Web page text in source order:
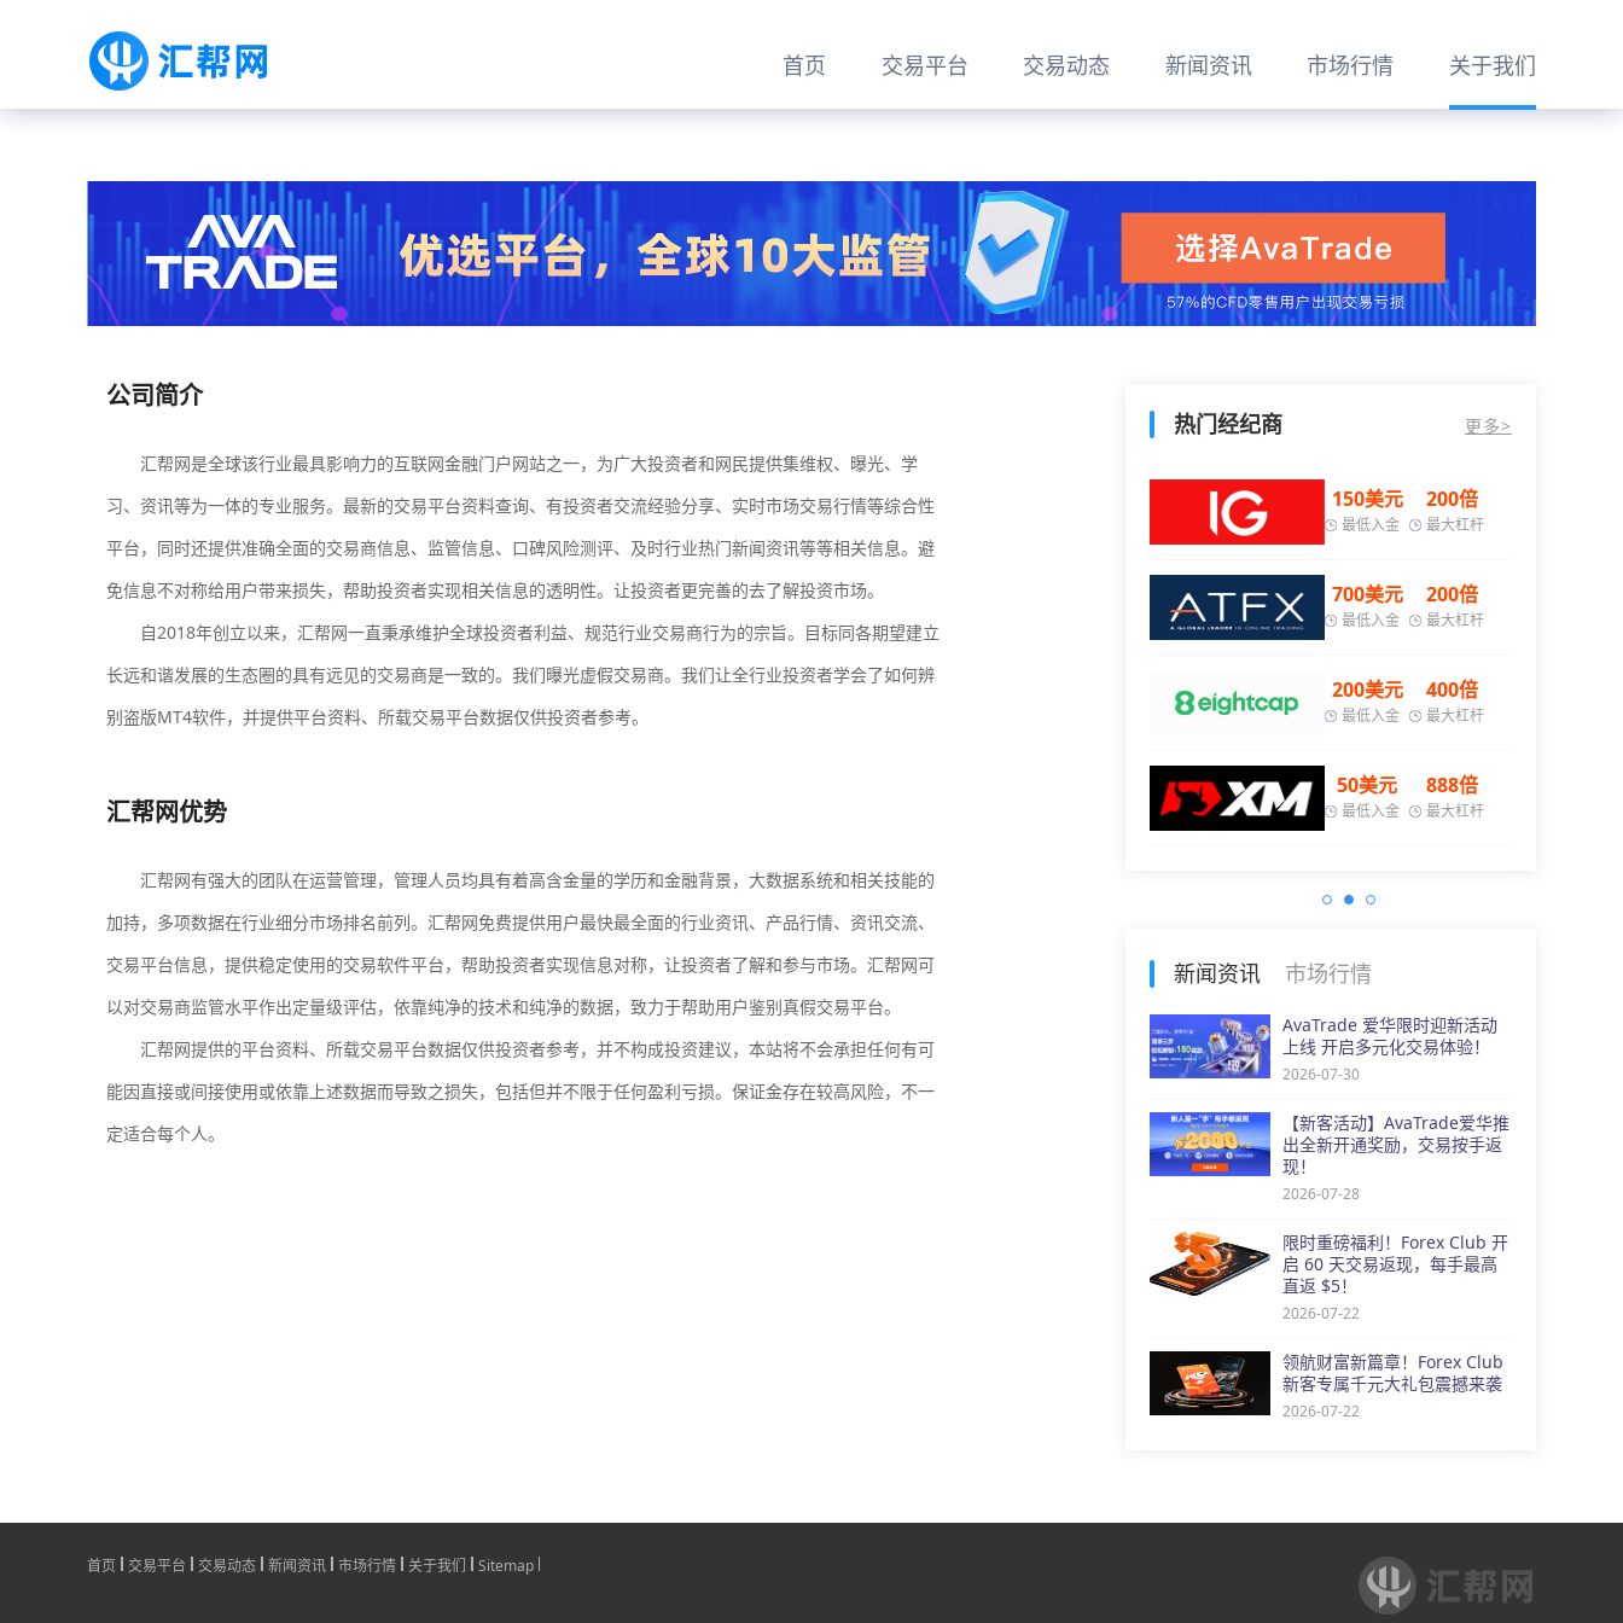
首页 交易平台 交易动态 新闻资讯 市场行情 关于我们
公司简介
汇帮网是全球该行业最具影响力的互联网金融门户网站之一，为广大投资者和网民提供集维权、曝光、学
习、资讯等为一体的专业服务。最新的交易平台资料查询、有投资者交流经验分享、实时市场交易行情等综合性
平台，同时还提供准确全面的交易商信息、监管信息、口碑风险测评、及时行业热门新闻资讯等等相关信息。避
免信息不对称给用户带来损失，帮助投资者实现相关信息的透明性。让投资者更完善的去了解投资市场。
自2018年创立以来，汇帮网一直秉承维护全球投资者利益、规范行业交易商行为的宗旨。目标同各期望建立
长远和谐发展的生态圈的具有远见的交易商是一致的。我们曝光虚假交易商。我们让全行业投资者学会了如何辨
别盗版MT4软件，并提供平台资料、所载交易平台数据仅供投资者参考。
汇帮网优势
汇帮网有强大的团队在运营管理，管理人员均具有着高含金量的学历和金融背景，大数据系统和相关技能的
加持，多项数据在行业细分市场排名前列。汇帮网免费提供用户最快最全面的行业资讯、产品行情、资讯交流、
交易平台信息，提供稳定使用的交易软件平台，帮助投资者实现信息对称，让投资者了解和参与市场。汇帮网可
以对交易商监管水平作出定量级评估，依靠纯净的技术和纯净的数据，致力于帮助用户鉴别真假交易平台。
汇帮网提供的平台资料、所载交易平台数据仅供投资者参考，并不构成投资建议，本站将不会承担任何有可
能因直接或间接使用或依靠上述数据而导致之损失，包括但并不限于任何盈利亏损。保证金存在较高风险，不一
定适合每个人。
热门经纪商 更多>
200美元 200倍
25美元
最低入金
400倍
最大杠杆
200美元
最低入金
500倍
150美元
最低入金
200倍
最大杠杆
700美元
最低入金
200倍
最大杠杆
200美元
最低入金
400倍
最大杠杆
50美元
最低入金
888倍
最大杠杆
新闻资讯 市场行情
AvaTrade 爱华限时迎新活动
上线 开启多元化交易体验！
2026-07-30
【新客活动】AvaTrade爱华推
出全新开通奖励，交易按手返
现！
2026-07-28
限时重磅福利！Forex Club 开
启 60 天交易返现，每手最高
直返 $5！
2026-07-22
领航财富新篇章！Forex Club
新客专属千元大礼包震撼来袭
2026-07-22
首页 交易平台 交易动态 新闻资讯 市场行情 关于我们 Sitemap